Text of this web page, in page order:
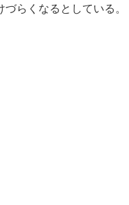
らくなるとしている。